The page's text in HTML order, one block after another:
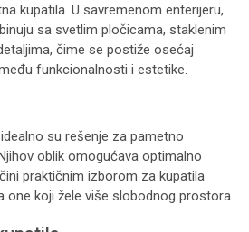
kupatila. U savremenom enterijeru,
sa svetlim pločicama, staklenim
čime se postiže osećaj
funkcionalnosti i estetike.
su rešenje za pametno
oblik omogućava optimalno
praktičnim izborom za kupatila
one koji žele više slobodnog prostora.